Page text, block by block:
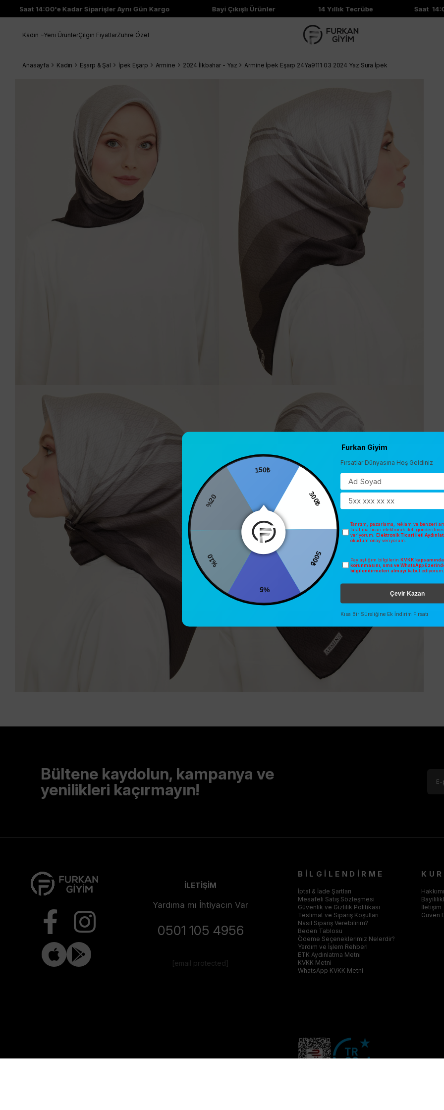
Saat 14:00'e Kadar Siparişler Aynı Gün Kargo Bayi Çıkışlı Ürünler 14 Yıllık Tecrübe Saat
Kadın Yeni ÜrünlerÇılgın FiyatlarZuhre Özel
Anasayfa Kadın Eşarp & Şal İpek Eşarp Armine 2024 İlkbahar - Yaz Armine İpek Eşarp 24Ya9111 03 2024 Yaz Sura İpek
Bültene kaydolun, kampanya ve
yenilikleri kaçırmayın!
İLETİŞİM
Yardıma mı İhtiyacın Var
0501 105 4956
[email protected]
BİLGİLENDİRME
İptal & İade Şartları
Mesafeli Satış Sözleşmesi
Güvenlik ve Gizlilik Politikası
Teslimat ve Sipariş Koşulları
Nasıl Sipariş Verebilirim?
Beden Tablosu
Ödeme Seçeneklerimiz Nelerdir?
Yardım ve İşlem Rehberi
ETK Aydınlatma Metni
KVKK Metni
WhatsApp KVKK Metni
İletişim
Güven
150₺
300₺
500₺
%5
%10
%20
Furkan Giyim
Fırsatlar Dünyasına Hoş Geldiniz
Tanıtım, pazarlama, reklam ve benzeri
tarafıma ticari elektronik ileti
veriyorum. Elektronik Ticari İleti
okudum onay veriyorum.
Paylaştığım bilgilerin KVKK
korunmasını, sms ve WhatsApp
bilgilendirmeleri almayı kabul ediyorum.
Çevir Kazan
Kısa Bir Süreliğine Ek İndirim Fırsatı